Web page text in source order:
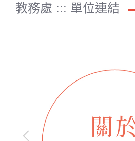
教務處 ::: 單位連結